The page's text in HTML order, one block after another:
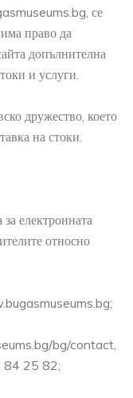
се
право да
допълнителна
и услуги.
дружество, което
на стоки.
електронната
относно
bg/contact,
84 25 82;